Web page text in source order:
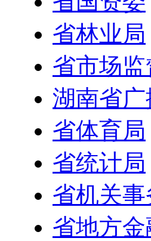
省林业局
省市场
湖南省
省体育局
省统计局
省机关
省地方